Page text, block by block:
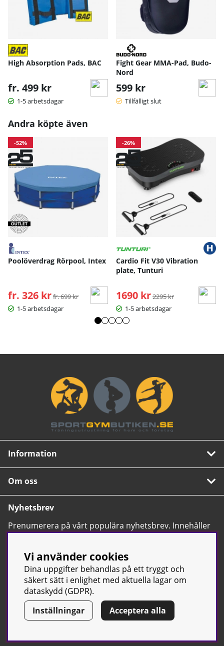
High Absorption Pads, BAC
fr. 499 kr
1-5 arbetsdagar
Fight Gear MMA-Pad, Budo-
Nord
599 kr
Tillfälligt slut
Andra köpte även
-52%
Poolöverdrag Rörpool, Intex
fr. 326 kr Ordinarie pris:
fr. 699 kr
1-5 arbetsdagar
-26%
Cardio Fit V30 Vibration
plate, Tunturi
1690 kr Ordinarie pris:
2295 kr
1-5 arbetsdagar
Information
Om oss
Nyhetsbrev
Prenumerera på vårt populära nyhetsbrev. Innehåller
tips, nyheter och våra allra bästa erbjudanden.
© Sport & Gym Butiken JTC AB | Kontakta oss| All rights reserved
| Org.nr: 556668-7058 | Tel: 0500-42 87 00
Vi använder cookies
Dina uppgifter behandlas på ett tryggt och
säkert sätt i enlighet med aktuella lagar om
dataskydd (GDPR).
Inställningar
Acceptera alla